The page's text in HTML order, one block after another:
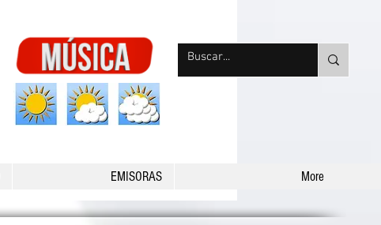
EMISORAS More